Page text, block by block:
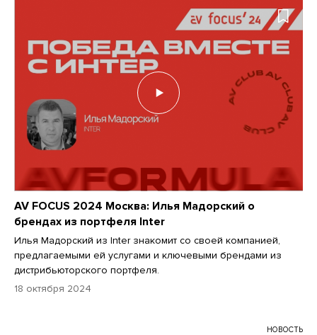
AV FOCUS 2024 Москва: Илья Мадорский о
брендах из портфеля Inter
Илья Мадорский из Inter знакомит со своей компанией,
предлагаемыми ей услугами и ключевыми брендами из
дистрибьюторского портфеля.
18 октября 2024
НОВОСТЬ